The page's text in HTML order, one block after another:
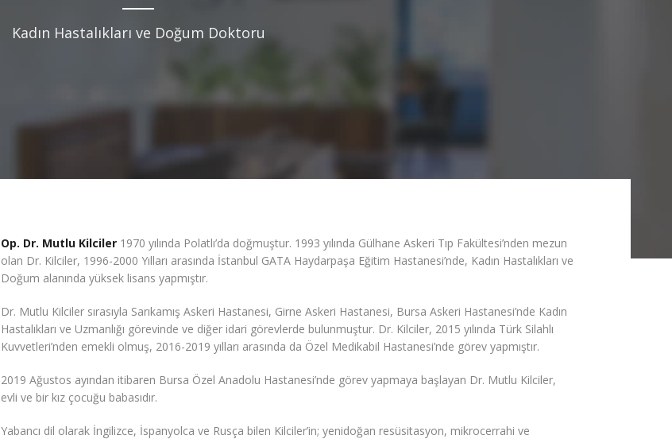
Kadın Hastalıkları ve Doğum Doktoru
Op. Dr. Mutlu Kilciler1970 yılında Polatlı’da doğmuştur. 1993 yılında Gülhane Askeri Tıp Fakültesi’nden mezun
olan Dr. Kilciler, 1996-2000 Yılları arasında İstanbul GATA Haydarpaşa Eğitim Hastanesi’nde, Kadın Hastalıkları ve
Doğum alanında yüksek lisans yapmıştır.
Dr. Mutlu Kilciler sırasıyla Sarıkamış Askeri Hastanesi, Girne Askeri Hastanesi, Bursa Askeri Hastanesi’nde Kadın
Hastalıkları ve Uzmanlığı görevinde ve diğer idari görevlerde bulunmuştur. Dr. Kilciler, 2015 yılında Türk Silahlı
Kuvvetleri’nden emekli olmuş, 2016-2019 yılları arasında da Özel Medikabil Hastanesi’nde görev yapmıştır.
2019 Ağustos ayından itibaren Bursa Özel Anadolu Hastanesi’nde görev yapmaya başlayan Dr. Mutlu Kilciler,
evli ve bir kız çocuğu babasıdır.
Yabancı dil olarak İngilizce, İspanyolca ve Rusça bilen Kilciler’in; yenidoğan resüsitasyon, mikrocerrahi ve